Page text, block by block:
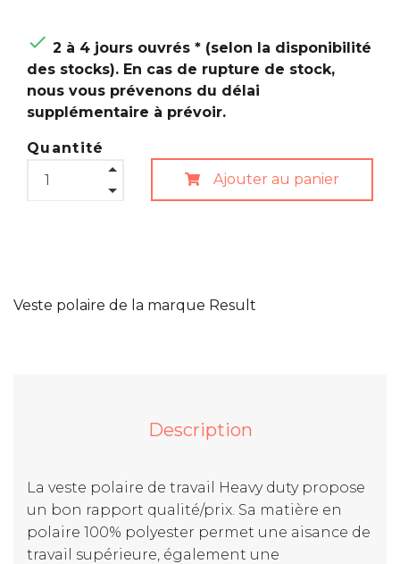
 2 à 4 jours ouvrés * (selon la disponibilité
des stocks). En cas de rupture de stock,
nous vous prévenons du délai
supplémentaire à prévoir.
Quantité
Ajouter au panier
Veste polaire de la marque Result
Description
La veste polaire de travail Heavy duty propose
un bon rapport qualité/prix. Sa matière en
polaire 100% polyester permet une aisance de
travail supérieure, également une